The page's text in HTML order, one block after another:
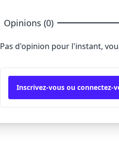
Opinions (0)
Pas d'opinion pour l'instant,
Inscrivez-vous ou connectez-